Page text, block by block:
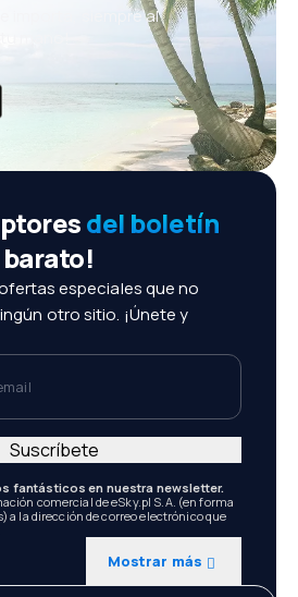
importa, siempre al
del boletín
especiales que no
otro sitio. ¡Únete y
fantásticos en nuestra newsletter.
comercial de eSky.pl S.A. (en forma
a la dirección de correo electrónico que
Mostrar más
Suscríbete